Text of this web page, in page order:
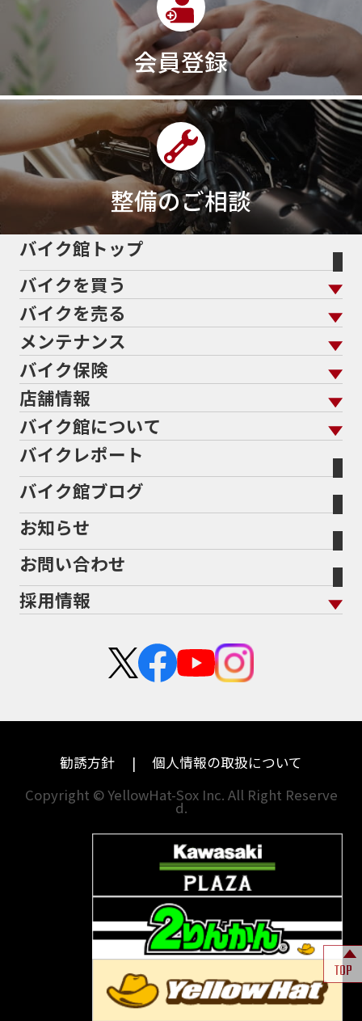
会員登録
整備のご相談
バイク館トップ
バイクを買う
バイクを買う トップ
バイクを探す
メーカーから探す
色から探す
スタイルから探す
排気量から探す
地域から探す
走行距離から探す
中古車から探す
バイクを売る
バイクを売る トップ
バイク館買取の強み
バイクを高く売るコツ
バイク買取の流れ
全国展開の強み
よくあるご質問
バイク買取強化車両
オンライン査定フォーム
メーカー別買取相場・
ヤマハ
ホンダ
スズキ
ハーレーダビッドソン
ドゥカティ
トライアンフ
アプリリア
KTM
モトグッツイ
MVアグスタ
他海外ﾒｰｶｰ
メンテナンス
メンテナンス トップ
バイク点検
バイク車検
Bikeep
プロテクションフィルム
バイク保険
バイク保険 トップ
自賠責保険
任意保険
バイク保険無料見積り（現在未加入の方）
バイク保険無料見積り（他社でご加入の方）
盗難保険
店舗情報
店舗情報 トップ
北海道
宮城
福島
茨城
栃木
兵庫
福岡
長崎
熊本
バイク館について
バイク館について トップ
バイク館が選ばれる理由
会社概要
沿革
二輪公正取引協議会加盟店
バイクレポート
バイク館ブログ
お知らせ
お問い合わせ
採用情報
中途採用・アルバイト
TOP
勧誘方針
個人情報の取扱について
Copyright © YellowHat-Sox Inc. All Right Reserve
d.